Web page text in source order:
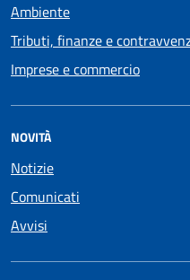
Ambiente
Tributi, finanze e
Imprese e commercio
NOVITÀ
Notizie
Comunicati
Avvisi